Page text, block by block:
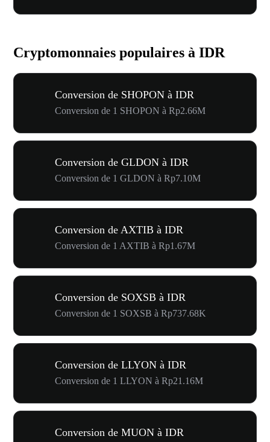
Cryptomonnaies populaires à IDR
Conversion de SHOPON à IDR
Conversion de 1 SHOPON à Rp2.66M
Conversion de GLDON à IDR
Conversion de 1 GLDON à Rp7.10M
Conversion de AXTIB à IDR
Conversion de 1 AXTIB à Rp1.67M
Conversion de SOXSB à IDR
Conversion de 1 SOXSB à Rp737.68K
Conversion de LLYON à IDR
Conversion de 1 LLYON à Rp21.16M
Conversion de MUON à IDR